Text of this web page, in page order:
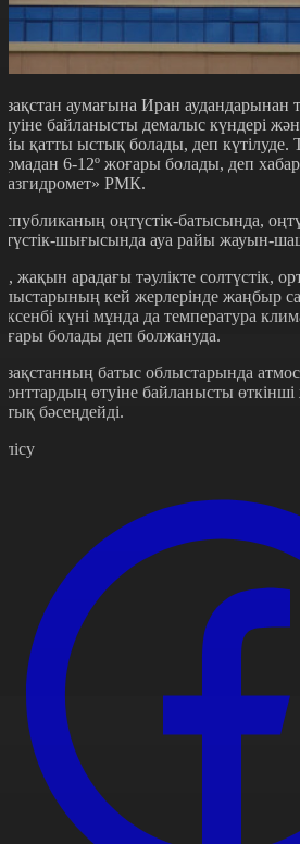
аумағына Иран аудандарынан
байланысты демалыс күндері
қатты ыстық болады, деп күтілуде.
6-12º жоғары болады, деп
РМК.
оңтүстік-батысында,
шығысында ауа райы жауын-
жақын арадағы тәулікте солтүстік,
кей жерлерінде жаңбыр
күні мұнда да температура
болады деп болжануда.
батыс облыстарында
өтуіне байланысты
бәсеңдейді.